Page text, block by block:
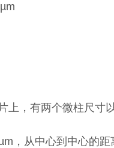
上，有两个微柱尺寸
，从中心到中心的距